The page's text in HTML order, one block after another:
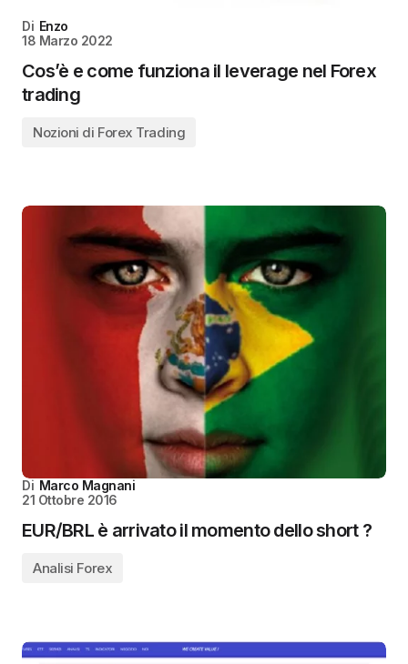
Di Enzo
18 Marzo 2022
Cos’è e come funziona il leverage nel Forex
trading
Nozioni di Forex Trading
Di Marco Magnani
21 Ottobre 2016
EUR/BRL è arrivato il momento dello short ?
Analisi Forex